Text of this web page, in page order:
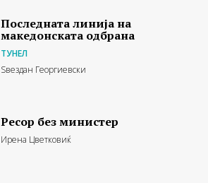
Последната линија на
македонската одбрана
ТУНЕЛ
Ѕвездан Георгиевски
Ресор без министер
Ирена Цветковиќ